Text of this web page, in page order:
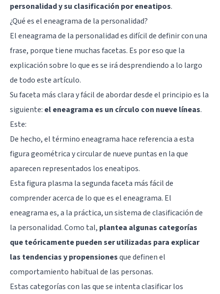
personalidad y su clasificación por eneatipos.
¿Qué es el eneagrama de la personalidad?
El eneagrama de la personalidad es difícil de definir con una
frase, porque tiene muchas facetas. Es por eso que la
explicación sobre lo que es se irá desprendiendo a lo largo
de todo este artículo.
Su faceta más clara y fácil de abordar desde el principio es la
siguiente: el eneagrama es un círculo con nueve líneas.
Este:
De hecho, el término eneagrama hace referencia a esta
figura geométrica y circular de nueve puntas en la que
aparecen representados los eneatipos.
Esta figura plasma la segunda faceta más fácil de
comprender acerca de lo que es el eneagrama. El
eneagrama es, a la práctica, un sistema de clasificación de
la personalidad. Como tal, plantea algunas categorías
que teóricamente pueden ser utilizadas para explicar
las tendencias y propensionesque definen el
comportamiento habitual de las personas.
Estas categorías con las que se intenta clasificar los